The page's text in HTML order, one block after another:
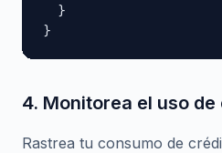
  }
}
4. Monitorea el uso
Rastrea tu consumo de